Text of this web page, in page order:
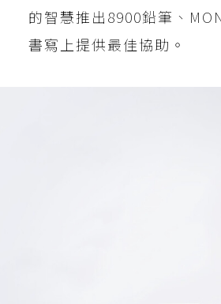
的智慧推出8900鉛筆、
書寫上提供最佳協助。